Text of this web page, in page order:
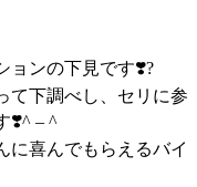
ョンの下見です❣️?
て下調べし、セリに参
❣️^ – ^
に喜んでもらえるバイ